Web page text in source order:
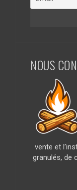
NOUS
vente et
granulés, de